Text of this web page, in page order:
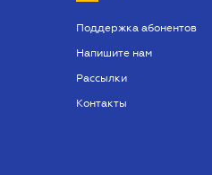
Поддержка абонентов
Напишите нам
Рассылки
Контакты